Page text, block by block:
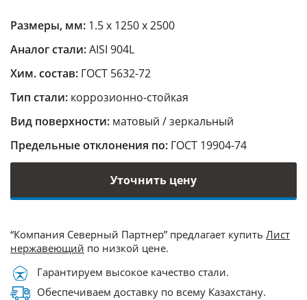
Размеры, мм: 1.5 х 1250 х 2500
Аналог стали:AISI 904L
Хим. состав: ГОСТ 5632-72
Тип стали: коррозионно-стойкая
Вид поверхности: матовый / зеркальный
Предельные отклонения по: ГОСТ 19904-74
Уточнить цену
“Компания Северный Партнер” предлагает купить Лист
нержавеющий по низкой цене.
Гарантируем высокое качество стали.
Обеспечиваем доставку по всему Казахстану.